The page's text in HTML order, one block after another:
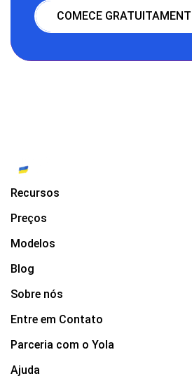
COMECE
Recursos
Preços
Modelos
Blog
Sobre nós
Entre em Contato
Parceria com o Yola
Ajuda